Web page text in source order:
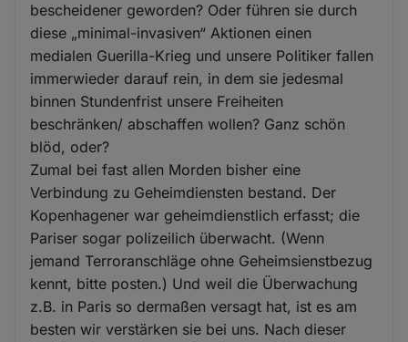
bescheidener geworden? Oder führen sie durch
diese „minimal-invasiven“ Aktionen einen
medialen Guerilla-Krieg und unsere Politiker fallen
immerwieder darauf rein, in dem sie jedesmal
binnen Stundenfrist unsere Freiheiten
beschränken/ abschaffen wollen? Ganz schön
blöd, oder?
Zumal bei fast allen Morden bisher eine
Verbindung zu Geheimdiensten bestand. Der
Kopenhagener war geheimdienstlich erfasst; die
Pariser sogar polizeilich überwacht. (Wenn
jemand Terroranschläge ohne Geheimsienstbezug
kennt, bitte posten.) Und weil die Überwachung
z.B. in Paris so dermaßen versagt hat, ist es am
besten wir verstärken sie bei uns. Nach dieser